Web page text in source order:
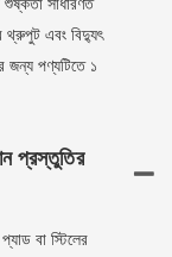
থ্রুপুট এবং বিদ্যুৎ
জন্য পণ্যটিতে ১
প্রস্তুতির
বা স্টিলের